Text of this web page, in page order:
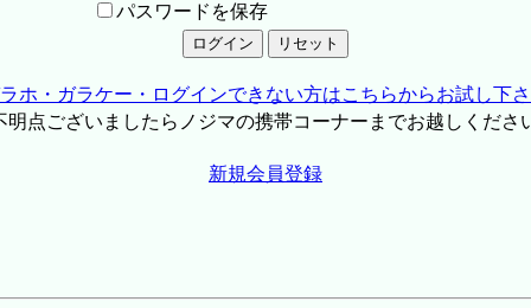
パスワードを保存
ホ・ガラケー・ログインできない方はこちらからお試し下
点ございましたらノジマの携帯コーナーまでお越しくださ
新規会員登録